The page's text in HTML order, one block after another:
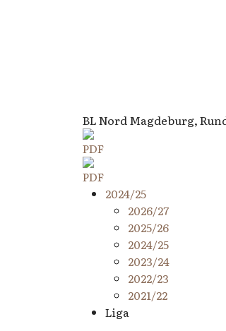
BL Nord Magdeburg,
2024/25
2026/27
2025/26
2024/25
2023/24
2022/23
2021/22
Liga